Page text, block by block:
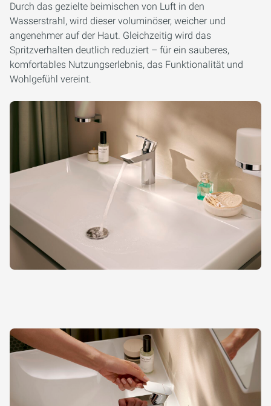
Durch das gezielte beimischen von Luft in den
Wasserstrahl, wird dieser voluminöser, weicher und
angenehmer auf der Haut. Gleichzeitig wird das
Spritzverhalten deutlich reduziert – für ein sauberes,
komfortables Nutzungserlebnis, das Funktionalität und
Wohlgefühl vereint.